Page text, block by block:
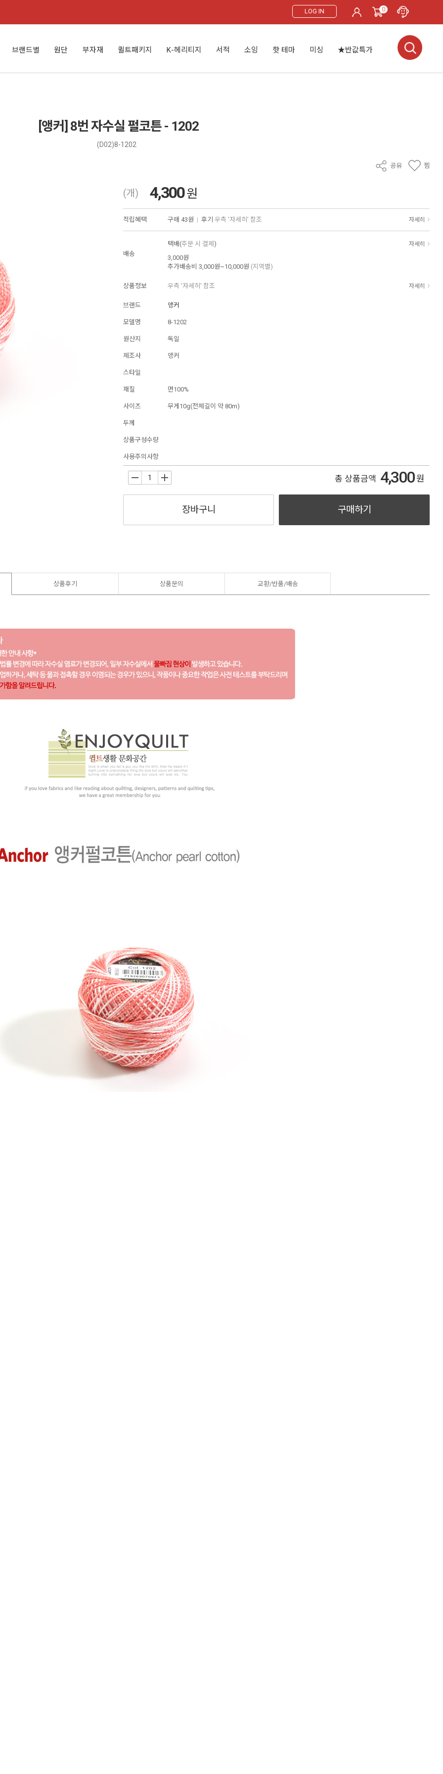
LOG IN 0
브랜드별 원단 부자재 퀼트패키지 K-헤리티지 서적 소잉 핫 테마 미싱 ★반값특가
[앵커] 8번 자수실 펄코튼 - 1202
(D02)8-1202
공유 찜
(개) 4,300원
적립혜택 구매 43원 | 후기 우측 '자세히' 참조 자세히
배송
택배(주문 시 결제 ) 자세히
3,000원
추가배송비 3,000원~10,000원 (지역별)
상품정보 우측 '자세히' 참조 자세히
브랜드 앵커
모델명 8-1202
원산지 독일
제조사 앵커
스타일
재질 면100%
사이즈 무게10g(전체길이 약 80m)
두께
상품구성수량
사용주의사항
+ 총 상품금액 4,300원
장바구니 구매하기
상품후기 상품문의 교환/반품/배송